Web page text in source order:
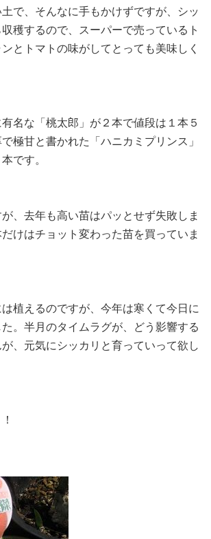
で、そんなに手もかけずですが、シッ
穫するので、スーパーで売っているト
とトマトの味がしてとっても美味しく
名な「桃太郎」が２本で値段は１本５
極甘と書かれた「ハニカミプリンス」
です。
、去年も高い苗はパッとせず失敗しま
けはチョット変わった苗を買っていま
植えるのですが、今年は寒くて今日に
。半月のタイムラグが、どう影響する
、元気にシッカリと育っていって欲し